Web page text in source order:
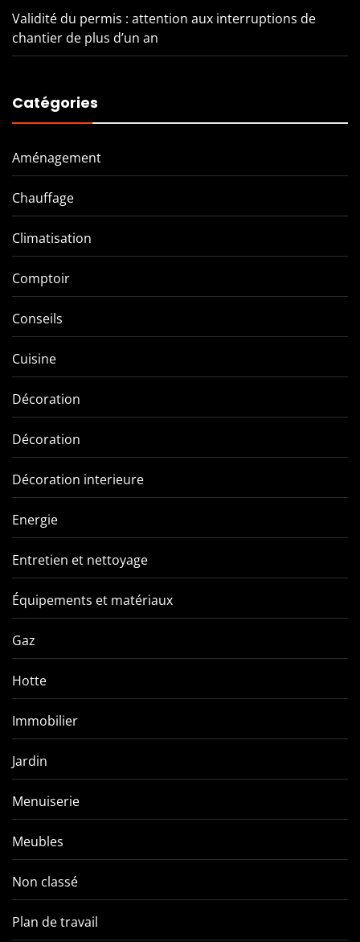
Validité du permis : attention aux interruptions de
chantier de plus d’un an
Catégories
Aménagement
Chauffage
Climatisation
Comptoir
Conseils
Cuisine
Décoration
Décoration
Décoration interieure
Energie
Entretien et nettoyage
Équipements et matériaux
Gaz
Hotte
Immobilier
Jardin
Menuiserie
Meubles
Non classé
Plan de travail